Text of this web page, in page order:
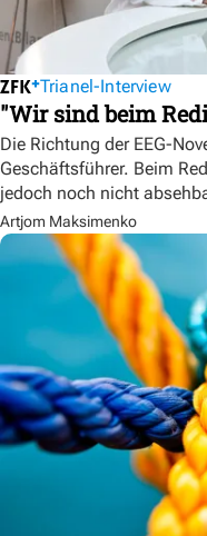
Trianel-Interview
"Wir sind beim
Die Richtung der EEG-
Geschäftsführer. Beim
jedoch noch nicht
Artjom Maksimenko